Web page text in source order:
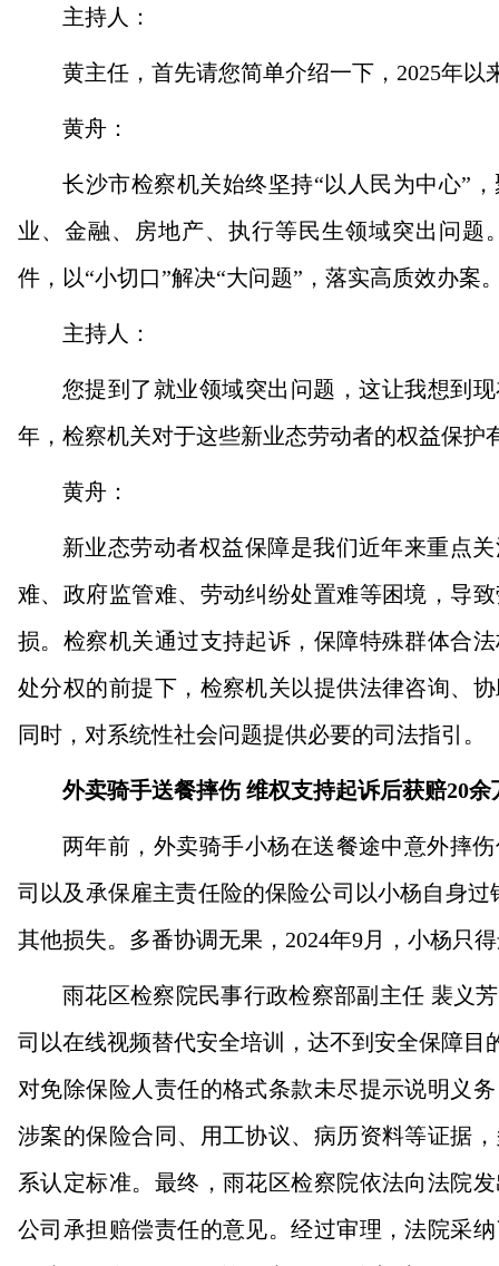
主持人：
黄主任，首先请您简单介绍一下，2025年
黄舟：
长沙市检察机关始终坚持“以人民为中心”
业、金融、房地产、执行等民生领域突出问题
件，以“小切口”解决“大问题”，落实高质效办案
主持人：
您提到了就业领域突出问题，这让我想到
年，检察机关对于这些新业态劳动者的权益保护
黄舟：
新业态劳动者权益保障是我们近年来重点
难、政府监管难、劳动纠纷处置难等困境，导
损。检察机关通过支持起诉，保障特殊群体合
处分权的前提下，检察机关以提供法律咨询、
同时，对系统性社会问题提供必要的司法指引。
外卖骑手送餐摔伤维权支持起诉后获赔20余
两年前，外卖骑手小杨在送餐途中意外摔
司以及承保雇主责任险的保险公司以小杨自身
其他损失。多番协调无果，2024年9月，小杨只
雨花区检察院民事行政检察部副主任 裴义
司以在线视频替代安全培训，达不到安全保障目
对免除保险人责任的格式条款未尽提示说明义
涉案的保险合同、用工协议、病历资料等证据
系认定标准。最终，雨花区检察院依法向法院
公司承担赔偿责任的意见。经过审理，法院采